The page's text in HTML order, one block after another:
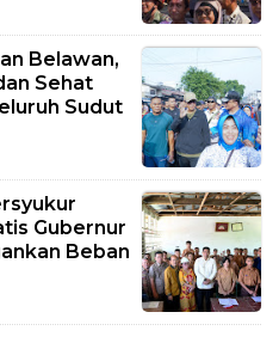
Belawan,
Sehat
Sudut
Gubernur
Beban